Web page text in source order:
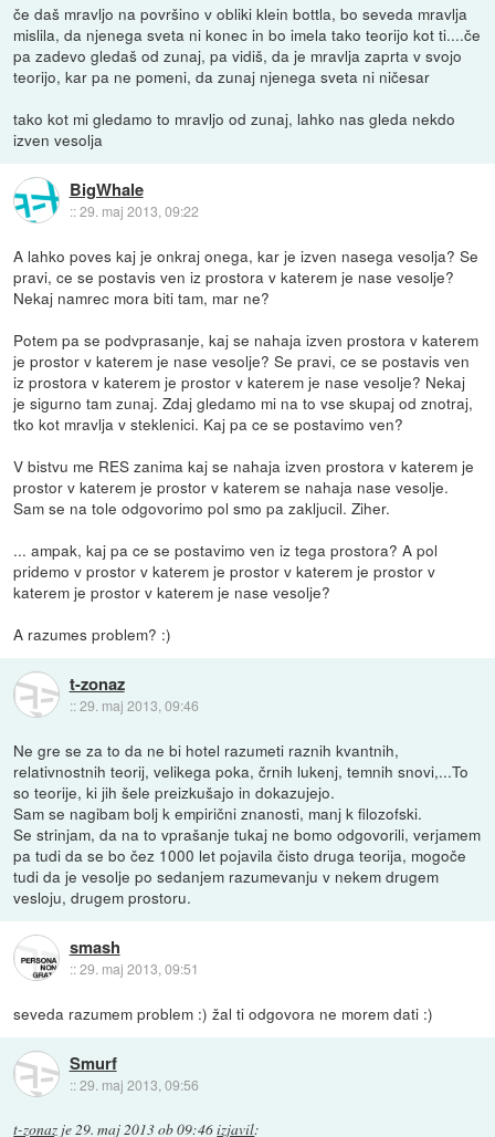
če daš mravljo na površino v obliki klein bottla, bo seveda mravlja
mislila, da njenega sveta ni konec in bo imela tako teorijo kot ti....če
pa zadevo gledaš od zunaj, pa vidiš, da je mravlja zaprta v svojo
teorijo, kar pa ne pomeni, da zunaj njenega sveta ni ničesar
tako kot mi gledamo to mravljo od zunaj, lahko nas gleda nekdo
izven vesolja
BigWhale
::29. maj 2013, 09:22
A lahko poves kaj je onkraj onega, kar je izven nasega vesolja? Se
pravi, ce se postavis ven iz prostora v katerem je nase vesolje?
Nekaj namrec mora biti tam, mar ne?
Potem pa se podvprasanje, kaj se nahaja izven prostora v katerem
je prostor v katerem je nase vesolje? Se pravi, ce se postavis ven
iz prostora v katerem je prostor v katerem je nase vesolje? Nekaj
je sigurno tam zunaj. Zdaj gledamo mi na to vse skupaj od znotraj,
tko kot mravlja v steklenici. Kaj pa ce se postavimo ven?
V bistvu me RES zanima kaj se nahaja izven prostora v katerem je
prostor v katerem je prostor v katerem se nahaja nase vesolje.
Sam se na tole odgovorimo pol smo pa zakljucil. Ziher.
... ampak, kaj pa ce se postavimo ven iz tega prostora? A pol
pridemo v prostor v katerem je prostor v katerem je prostor v
katerem je prostor v katerem je nase vesolje?
A razumes problem? :)
t-zonaz
::29. maj 2013, 09:46
Ne gre se za to da ne bi hotel razumeti raznih kvantnih,
relativnostnih teorij, velikega poka, črnih lukenj, temnih snovi,...To
so teorije, ki jih šele preizkušajo in dokazujejo.
Sam se nagibam bolj k empirični znanosti, manj k filozofski.
Se strinjam, da na to vprašanje tukaj ne bomo odgovorili, verjamem
pa tudi da se bo čez 1000 let pojavila čisto druga teorija, mogoče
tudi da je vesolje po sedanjem razumevanju v nekem drugem
vesloju, drugem prostoru.
smash
::29. maj 2013, 09:51
seveda razumem problem :) žal ti odgovora ne morem dati :)
Smurf
::29. maj 2013, 09:56
t-zonaz je29. maj 2013 ob 09:46izjavil: